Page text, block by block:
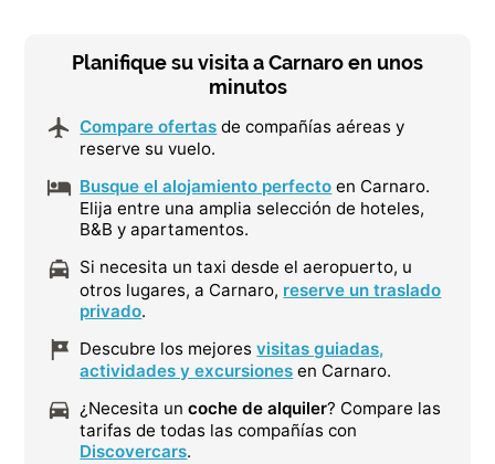
Planifique su visita a Carnaro en unos
minutos
Compare ofertas de compañías aéreas y
reserve su vuelo.
Busque el alojamiento perfecto en Carnaro.
Elija entre una amplia selección de hoteles,
B&B y apartamentos.
Si necesita un taxi desde el aeropuerto, u
otros lugares, a Carnaro, reserve un traslado
privado.
Descubre los mejoresvisitas guiadas,
actividades y excursiones en Carnaro.
¿Necesita uncoche de alquiler? Compare las
tarifas de todas las compañías con
Discovercars.